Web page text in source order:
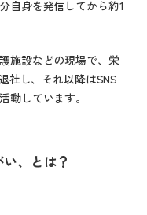
自身を発信してから約1
施設などの現場で、栄
社し、それ以降はSNS
動しています。
、とは？